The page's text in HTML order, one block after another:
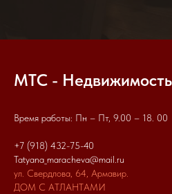
МТС - Недвижимость
Время работы: Пн – Пт, 9.00 – 18. 00
+7 (918) 432-75-40
Tatyana_maracheva@mail.ru
ул. Свердлова, 64, Армавир.
ДОМ С АТЛАНТАМИ